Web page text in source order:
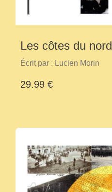
Les côtes du
14/18
Écrit par : Lucien Morin
29.99 €